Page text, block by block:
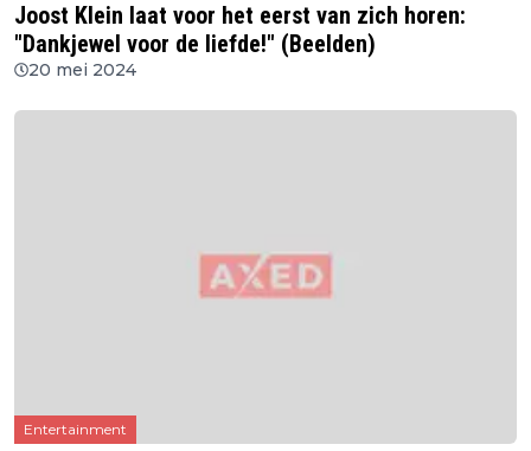
Joost Klein laat voor het eerst van zich horen:
"Dankjewel voor de liefde!" (Beelden)
20 mei 2024
Entertainment